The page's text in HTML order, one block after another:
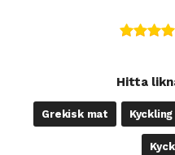
Hitta
Grekisk mat Kyckling